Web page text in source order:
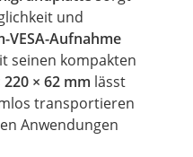
und
VESA-Aufnahme
seinen kompakten
220 × 62 mm lässt
transportieren
Anwendungen